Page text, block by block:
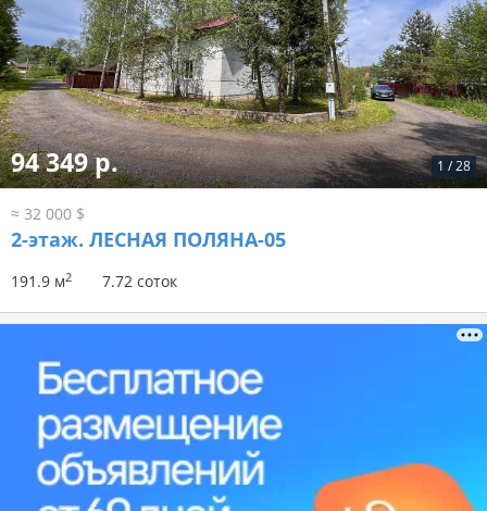
1 /28
94 349 р.
≈ 32 000 $
2-этаж. ЛЕСНАЯ ПОЛЯНА-05
191.9 м2 7.72 соток